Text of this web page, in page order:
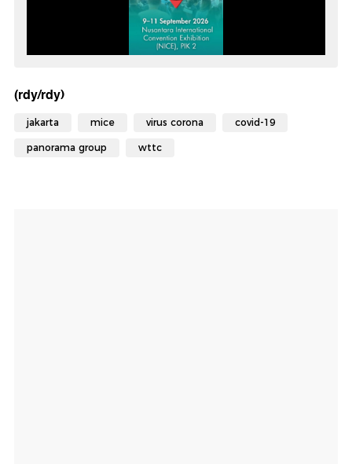
(rdy/rdy)
jakarta mice virus corona covid-19
panorama group wttc